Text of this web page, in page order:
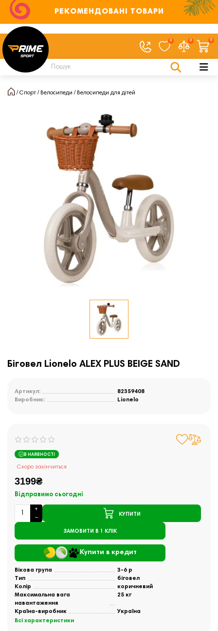
РЕКОМЕНДОВАНІ ТОВАРИ
0 0 0
Спорт Велосипеди Велосипеди для дітей
Біговел Lionelo ALEX PLUS BEIGE SAND
Артикул:
82359408
Виробник:
Lionelo
В НАЯВНОСТІ
Скоро закінчиться
3199₴
Відправимо сьогодні
КУПИТИ
ЗАМОВИТИ В 1 КЛІК
Купити в кредит
Вікова група
3-6 р
Тип
біговел
Колір
коричневий
Максимальна вага
навантаження
25 кг
Країна-виробник
Україна
Всі характеристики